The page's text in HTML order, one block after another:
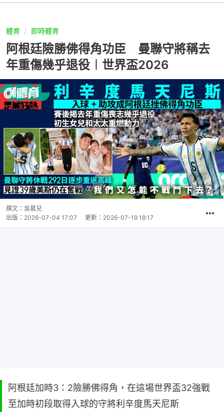
體育 即時體育
阿根廷險勝佛得角功臣 曼聯守將稱去
年重傷幾乎退役︱世界盃2026
撰文： 吳慕兒
出版： 2026-07-04 17:07 更新： 2026-07-19 18:17
阿根廷加時3：2險勝佛得角，在這場世界盃32強戰
至加時初段取得入球的守將利辛度馬天尼斯